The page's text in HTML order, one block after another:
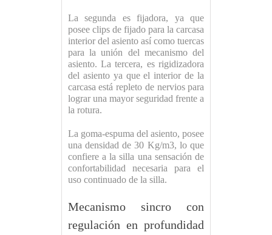
La segunda es fijadora, ya que
posee clips de fijado para la carcasa
interior del asiento así como tuercas
para la unión del mecanismo del
asiento. La tercera, es rigidizadora
del asiento ya que el interior de la
carcasa está repleto de nervios para
lograr una mayor seguridad frente a
la rotura.
La goma-espuma del asiento, posee
una densidad de 30 Kg/m3, lo que
confiere a la silla una sensación de
confortabilidad necesaria para el
uso continuado de la silla.
Mecanismo sincro con
regulación en profundidad